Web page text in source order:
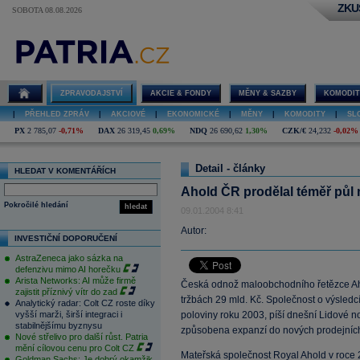
SOBOTA 08.08.2026
ZPRAVODAJSTVÍ AKCIE & FONDY MĚNY & SAZBY
PŘEHLED ZPRÁV AKCIOVÉ EKONOMICKÉ MĚNY KOMODITY
PX 2 785,07 -0,71% DAX 26 319,45 0,69% NDQ 26 690,62 1,30% CZK/€ 24,232 -0,02%
HLEDAT V KOMENTÁŘÍCH
hledat
Pokročilé hledání
INVESTIČNÍ DOPORUČENÍ
AstraZeneca jako sázka na
defenzivu mimo AI horečku
Arista Networks: AI může firmě
zajistit příznivý vítr do zad
Analytický radar: Colt CZ roste díky
vyšší marži, širší integraci i
stabilnějšímu byznysu
Nové střelivo pro další růst. Patria
mění cílovou cenu pro Colt CZ
Detail - články
Ahold ČR prodělal téměř
09.01.2004 8:41
Autor:
Česká odnož maloobchodního řetězce
tržbách 29 mld. Kč. Společnost o
poloviny roku 2003, píší dnešní Lidové
způsobena expanzí do nových
Mateřská společnost Royal Ahold v